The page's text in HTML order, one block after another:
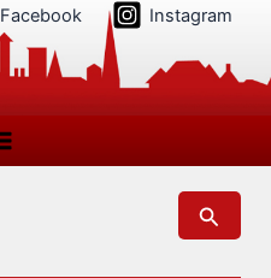
Facebook Instagram
Suchen